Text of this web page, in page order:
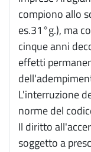
compiono allo
es.31°g.), ma
cinque anni
effetti
L'interruzione
norme del
Il diritto
soggetto a